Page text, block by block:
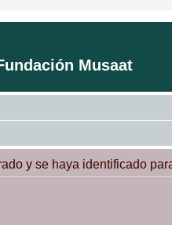
Musaat
y se haya identificado